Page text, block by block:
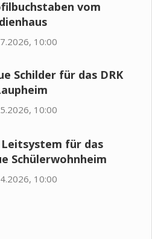
vom
10:00
Schilder für das DRK
10:00
Leitsystem für das
Schülerwohnheim
10:00